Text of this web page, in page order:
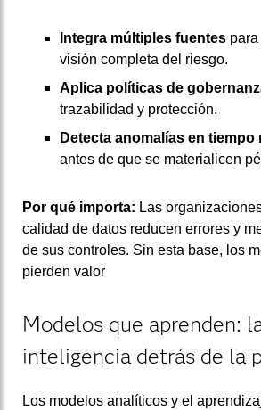
Integra múltiples fuentes
visión completa del riesgo.
Aplica políticas de
trazabilidad y protección.
Detecta anomalías en tiempo
antes de que se materialicen
Por qué importa: Las
calidad de datos reducen errores y
de sus controles. Sin esta base, los
pierden valor
Modelos que aprenden:
inteligencia detrás de la
Los modelos analíticos y el